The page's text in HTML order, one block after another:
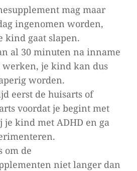
mag maar
ingenomen worden,
kind gaat slapen.
al 30 minuten na inname
je kind kan dus
worden.
eerst de huisarts of
voordat je begint met
kind met ADHD en ga
om de
niet langer dan